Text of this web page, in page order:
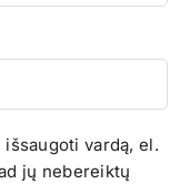
vardą, el.
jų nebereiktų